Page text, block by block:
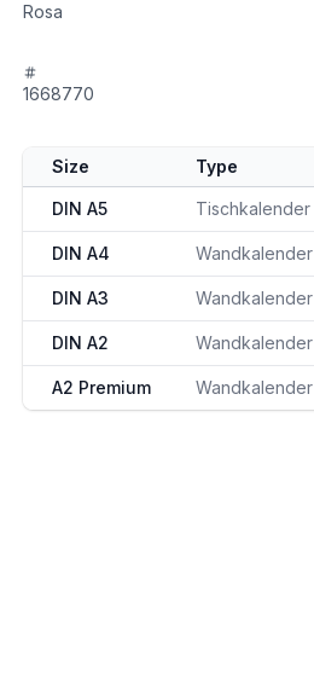
Rosa
1668770
Size Type
DIN A5 Tischkalender
DIN A4 Wandkalender
DIN A3 Wandkalender
DIN A2 Wandkalender
A2 Premium Wandkalender